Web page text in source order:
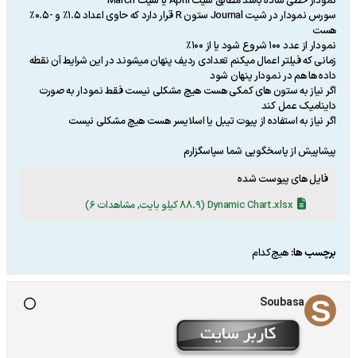
سورس نمودار در شیت Journal ستون R قرار دارد که حاوی اعداد 1.5% و -0.5%
هست
نمودار از عدد 100 شروع شود یا از 100%
زمانی که فیلتر اعمال میکنم تعدادی ردیف پنهان میشوند در این شرایط آن نقطه
داده ها هم در نمودار پنهان شود
اگر نیاز به ستون های کمکی هست هیچ مشکلی نیست فقط نمودار به صورت
داینامیک عمل کند
اگر نیاز به استفاده از پیوت تیبل یا اسلایسر هست هیچ مشکلی نیست
پیشاپیش از پاسخگویی شما سپاسگزارم
فایل های پیوست شده
Dynamic Chart.xlsx (88.9 کیلو بایت, مشاهدات 6)
برچسب ها: هیچ‌کدام
Soubasa